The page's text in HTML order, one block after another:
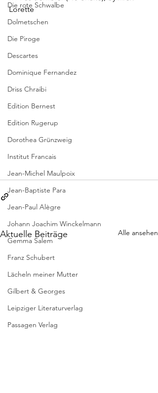
Die rote Schwalbe
Dolmetschen
Die Piroge
Descartes
Dominique Fernandez
Driss Chraibi
Edition Bernest
Edition Rugerup
Dorothea Grünzweig
Institut Francais
Jean-Michel Maulpoix
Jean-Baptiste Para
Jean-Paul Alègre
Johann Joachim Winckelmann
Gemma Salem
Franz Schubert
Lächeln meiner Mutter
Gilbert & Georges
Leipziger Literaturverlag
Passagen Verlag
Lorette
Aktuelle Beiträge Alle ansehen